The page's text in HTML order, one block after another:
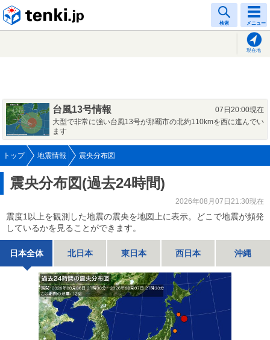
検索 メニュー
現在地
台風13号情報
07日20:00現在
大型で非常に強い台風13号が那覇市の北約110kmを西に進んでい
ます
トップ 地震情報 震央分布図
震央分布図(過去24時間)
2026年08月07日21:30現在
震度1以上を観測した地震の震央を地図上に表示。どこで地震が頻発
しているかを見ることができます。
日本全体 北日本 東日本 西日本 沖縄